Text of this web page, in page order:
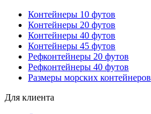
Контейнеры 10 футов
Контейнеры 20 футов
Контейнеры 40 футов
Контейнеры 45 футов
Рефконтейнеры 20 футов
Рефконтейнеры 40 футов
Размеры морских контейнеров
Для клиента